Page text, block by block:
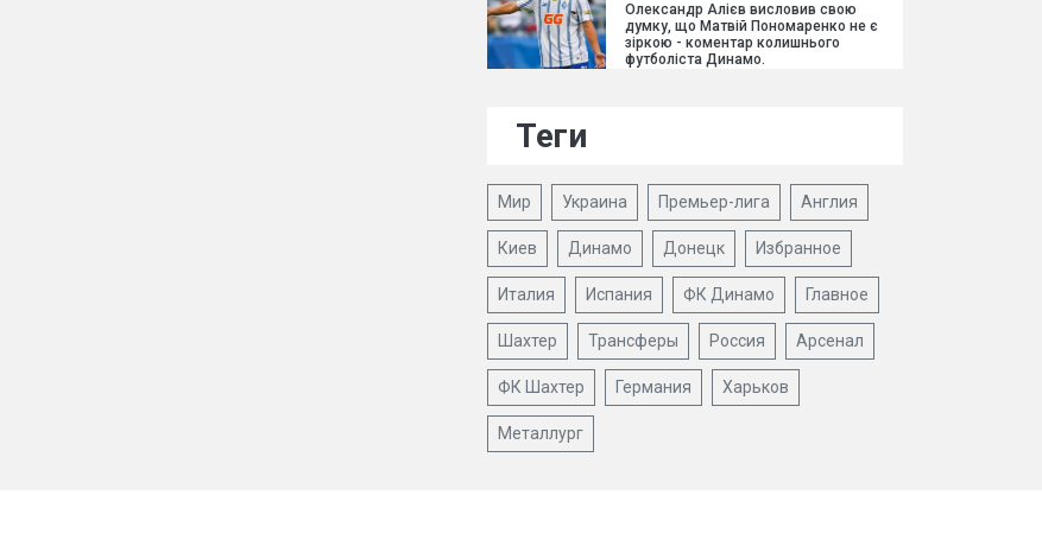
Олександр Алієв висловив свою
думку, що Матвій Пономаренко не є
зіркою - коментар колишнього
футболіста Динамо.
Теги
Мир Украина Премьер-лига Англия
Киев Динамо Донецк Избранное
Италия Испания ФК Динамо Главное
Шахтер Трансферы Россия Арсенал
ФК Шахтер Германия Харьков
Металлург